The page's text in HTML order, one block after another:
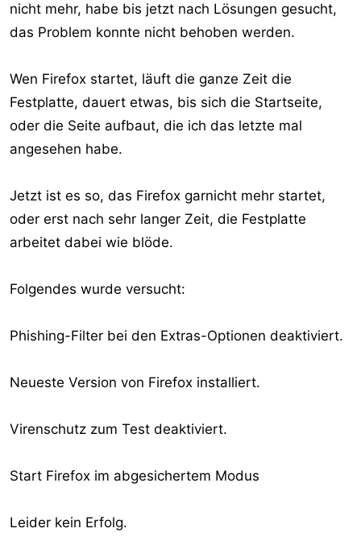
r
t
m
nicht mehr, habe bis jetzt nach Lösungen gesucht,
das Problem konnte nicht behoben werden.
Wen Firefox startet, läuft die ganze Zeit die
Festplatte, dauert etwas, bis sich die Startseite,
oder die Seite aufbaut, die ich das letzte mal
angesehen habe.
Jetzt ist es so, das Firefox garnicht mehr startet,
oder erst nach sehr langer Zeit, die Festplatte
arbeitet dabei wie blöde.
Folgendes wurde versucht:
Phishing-Filter bei den Extras-Optionen deaktiviert.
Neueste Version von Firefox installiert.
Virenschutz zum Test deaktiviert.
Start Firefox im abgesichertem Modus
Leider kein Erfolg.